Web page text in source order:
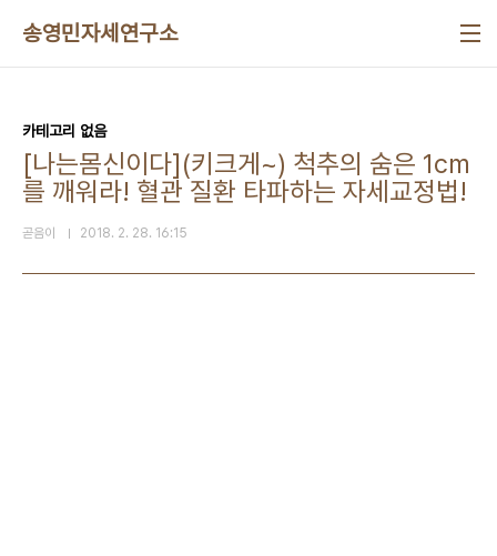
송영민자세연구소
카테고리 없음
[나는몸신이다](키크게~) 척추의 숨은 1cm
를 깨워라! 혈관 질환 타파하는 자세교정법!
곧음이 2018. 2. 28. 16:15